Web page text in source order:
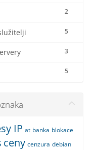
2
5
3
5
IP at banka blokace
ceny cenzura debian